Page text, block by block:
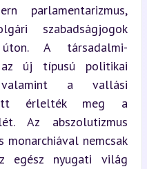
parlamentarizmus,
szabadságjogok
A társadalmi-
az új típusú politikai
valamint a vallási
érlelték meg a
Az abszolutizmus
nemcsak
egész nyugati világ